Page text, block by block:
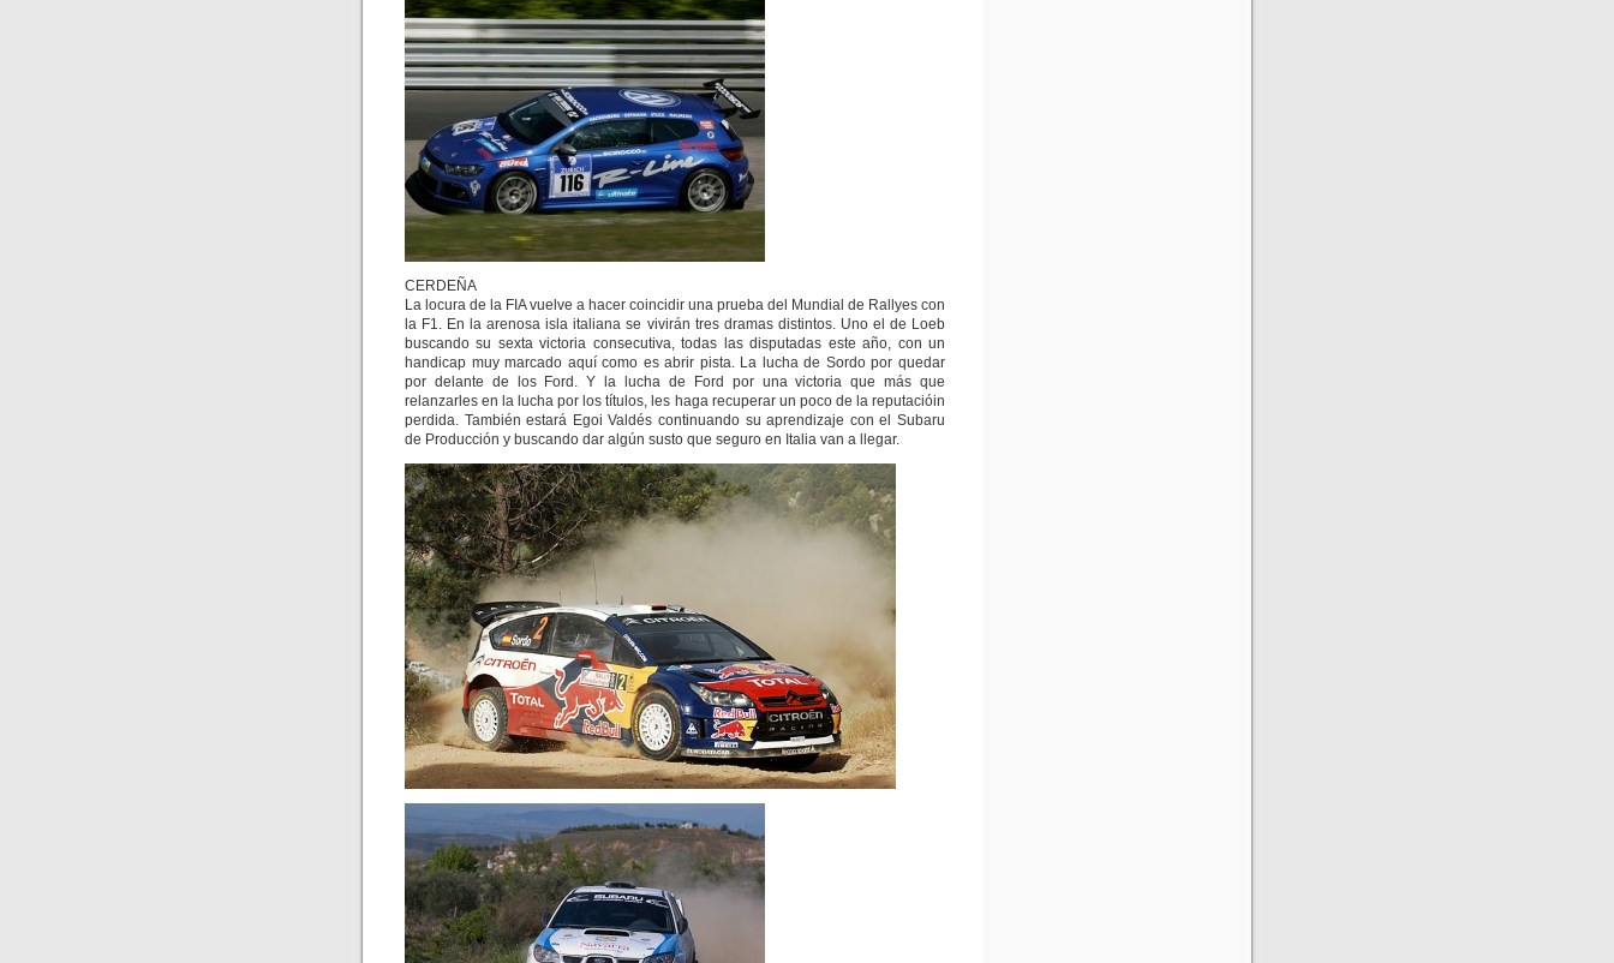
CERDEÑA
La locura de la FIA vuelve a hacer coincidir una prueba del Mundial de Rallyes con
la F1. En la arenosa isla italiana se vivirán tres dramas distintos. Uno el de Loeb
buscando su sexta victoria consecutiva, todas las disputadas este año, con un
handicap muy marcado aquí como es abrir pista. La lucha de Sordo por quedar
por delante de los Ford. Y la lucha de Ford por una victoria que más que
relanzarles en la lucha por los títulos, les haga recuperar un poco de la reputacióin
perdida. También estará Egoi Valdés continuando su aprendizaje con el Subaru
de Producción y buscando dar algún susto que seguro en Italia van a llegar.